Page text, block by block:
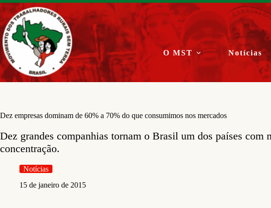
Pular
para
o
conteúdo
O MST Notícias
Dez empresas dominam de 60% a 70% do que consumimos nos mercados
Dez grandes companhias tornam o Brasil um dos países com
concentração.
Notícias
15 de janeiro de 2015